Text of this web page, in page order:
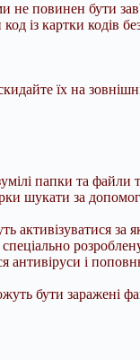
не повинен бути
із картки кодів
їх на зовнішні
папки та
шукати за
активізуватися
антивіруси і
бути заражені